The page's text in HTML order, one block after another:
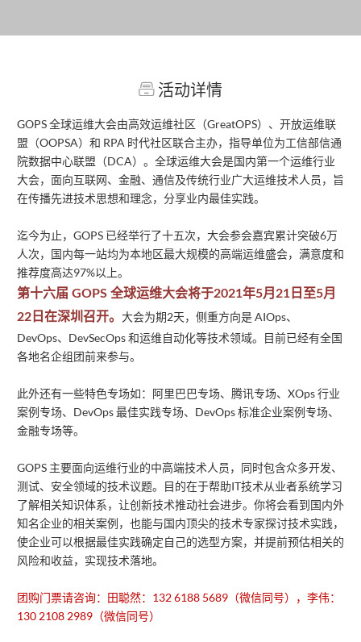
活动详情
GOPS 全球运维大会由高效运维社区（GreatOPS）、开放运维联
盟（OOPSA）和 RPA 时代社区联合主办，指导单位为工信部信通
院数据中心联盟（DCA）。全球运维大会是国内第一个运维行业
大会，面向互联网、金融、通信及传统行业广大运维技术人员，旨
在传播先进技术思想和理念，分享业内最佳实践。
迄今为止，GOPS 已经举行了十五次，大会参会嘉宾累计突破6万
人次，国内每一站均为本地区最大规模的高端运维盛会，满意度和
推荐度高达97%以上。
第十六届 GOPS 全球运维大会将于2021年5月21日至5月
22日在深圳召开。 大会为期2天，侧重方向是 AIOps、
DevOps、DevSecOps 和运维自动化等技术领域。目前已经有全国
各地名企组团前来参与。
此外还有一些特色专场如：阿里巴巴专场、腾讯专场、XOps 行业
案例专场、DevOps 最佳实践专场、DevOps 标准企业案例专场、
金融专场等。
GOPS 主要面向运维行业的中高端技术人员，同时包含众多开发、
测试、安全领域的技术议题。目的在于帮助IT技术从业者系统学习
了解相关知识体系，让创新技术推动社会进步。你将会看到国内外
知名企业的相关案例，也能与国内顶尖的技术专家探讨技术实践，
使企业可以根据最佳实践确定自己的选型方案，并提前预估相关的
风险和收益，实现技术落地。
团购门票请咨询：田聪然：132 6188 5689（微信同号），李伟：
130 2108 2989（微信同号）